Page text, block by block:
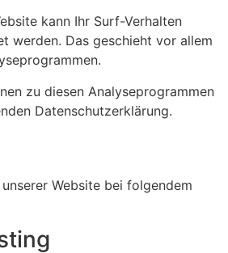
kann Ihr Surf-Verhalten
werden. Das geschieht vor allem
zu diesen Analyseprogrammen
Datenschutzerklärung.
Website bei folgendem